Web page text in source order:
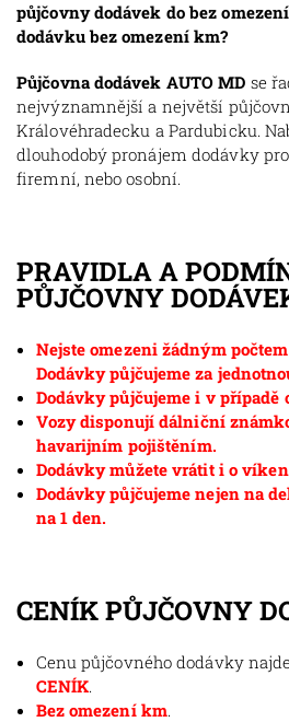
půjčovny dodávek do bez
dodávku bez omezení km?
Půjčovna dodávek AUTO MD se
nejvýznamnější a největší
Královéhradecku a Pardubicku.
dlouhodobý pronájem dodávky
firemní, nebo osobní.
PRAVIDLA A
PŮJČOVNY
Nejste omezeni žádným
Dodávky půjčujeme za
Dodávky půjčujeme i v případě
Vozy disponují dálniční
havarijním pojištěním.
Dodávky můžete vrátit i o
Dodávky půjčujeme nejen na
na 1 den.
CENÍK PŮJČOVNY
Cenu půjčovného dodávky
CENÍK.
Bez omezení km.